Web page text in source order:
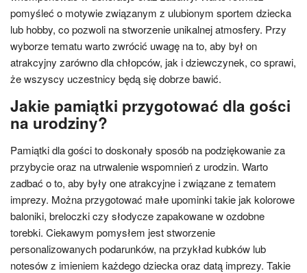
pomyśleć o motywie związanym z ulubionym sportem dziecka
lub hobby, co pozwoli na stworzenie unikalnej atmosfery. Przy
wyborze tematu warto zwrócić uwagę na to, aby był on
atrakcyjny zarówno dla chłopców, jak i dziewczynek, co sprawi,
że wszyscy uczestnicy będą się dobrze bawić.
Jakie pamiątki przygotować dla gości
na urodziny?
Pamiątki dla gości to doskonały sposób na podziękowanie za
przybycie oraz na utrwalenie wspomnień z urodzin. Warto
zadbać o to, aby były one atrakcyjne i związane z tematem
imprezy. Można przygotować małe upominki takie jak kolorowe
baloniki, breloczki czy słodycze zapakowane w ozdobne
torebki. Ciekawym pomysłem jest stworzenie
personalizowanych podarunków, na przykład kubków lub
notesów z imieniem każdego dziecka oraz datą imprezy. Takie